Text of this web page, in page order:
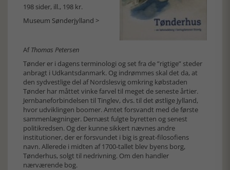
198 sider, ill., 198 kr.
Museum Sønderjylland >
AfThomas Petersen
Tønder er i dagens terminologi og set fra de ”rigtige” steder
anbragt i Udkantsdanmark. Og indrømmes skal det da, at
den sydvestlige del af Nordslesvig omkring købstaden
Tønder har måttet vinke farvel til meget de seneste årtier.
Jernbaneforbindelsen til Tinglev, dvs. til det østlige Jylland,
hvor udviklingen boomer. Amtet forsvandt med de første
sammenlægninger. Dernæst fulgte byretten og senest
politikredsen. Og der kunne sikkert nævnes andre
institutioner, der er forsvundet i big is great-filosofiens
navn. Allerede i midten af 1700-tallet blev byens borg,
Tønderhus, solgt til nedrivning. Om den handler
nærværende bog.